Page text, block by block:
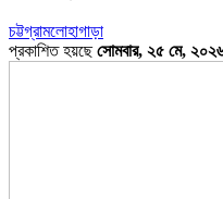
চট্টগ্রামলোহাগাড়া
প্রকাশিত হয়ছেসোমবার, ২৫ মে,